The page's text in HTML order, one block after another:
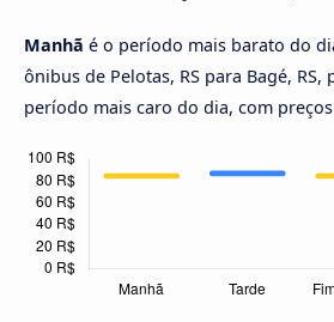
Manhã é o período mais barato do
ônibus de Pelotas, RS para Bagé, RS,
período mais caro do dia, com